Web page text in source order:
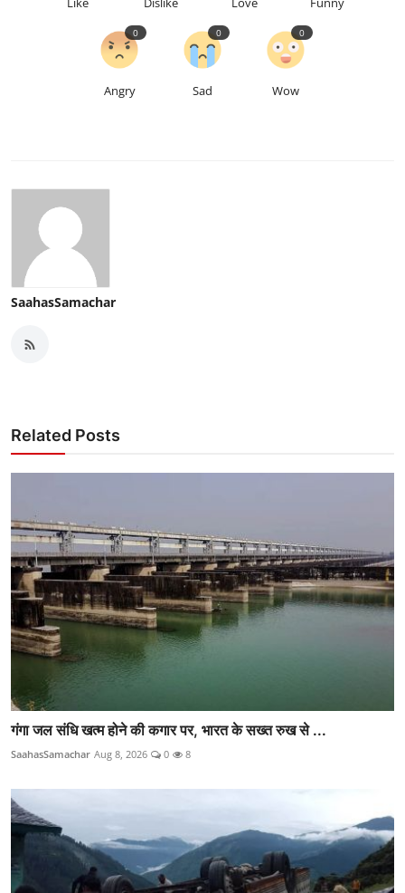
Angry
0
Sad
0
Wow
0
SaahasSamachar
Related Posts
गंगा जल संधि खत्म होने की कगार पर, भारत के सख्त रुख से ...
SaahasSamachar Aug 8, 2026 0 8